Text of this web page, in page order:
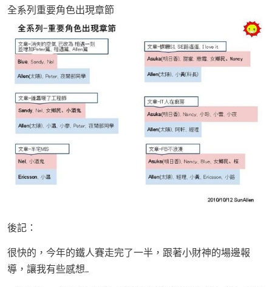
全系列重要角色出現章節
後記：
很快的，今年的鐵人賽走完了一半，跟著小財神的場邊報
導，讓我有些感想..